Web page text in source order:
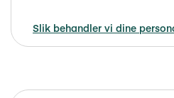
Slik behandler vi dine